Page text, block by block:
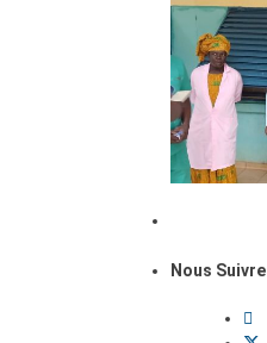
Nous Suivre